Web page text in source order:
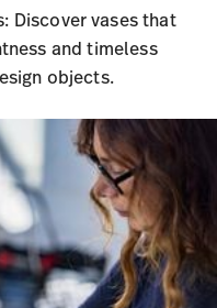
Discover vases that
and timeless
objects.